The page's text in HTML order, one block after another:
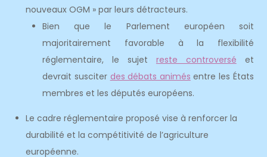
nouveaux OGM » par leurs détracteurs.
Bien que le Parlement européen soit
majoritairement favorable à la flexibilité
réglementaire, le sujet reste controversé et
devrait susciter des débats animés entre les États
membres et les députés européens.
Le cadre réglementaire proposé vise à renforcer la
durabilité et la compétitivité de l’agriculture
européenne.